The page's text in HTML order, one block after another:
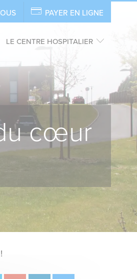
PAYER EN LIGNE
LE CENTRE HOSPITALIER
cœur